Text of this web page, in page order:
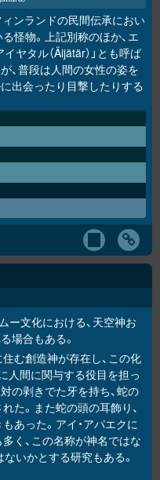
ィンランドの民間伝承におい
怪物。上記別称のほか、エ
イヤタル（Äijätär）」とも呼ば
、普段は人間の女性の姿を
出会ったり目撃したりする
ー文化における、天空神お
場合もある。
む創造神が存在し、この化
人間に関与する役目を担っ
の剥きでた牙を持ち、蛇の
た。また蛇の頭の耳飾り、
あった。アイ・アパエクに
く、この名称が神名ではな
ないかとする研究もある。